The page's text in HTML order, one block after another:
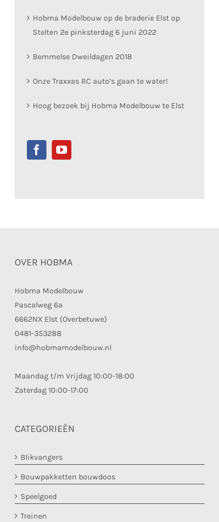
Hobma Modelbouw op de braderie Elst op
Stelten 2e pinksterdag 6 juni 2022
Bemmelse Dweildagen 2018
Onze Traxxas RC auto’s gaan te water!
Hoog bezoek bij Hobma Modelbouw te Elst
OVER HOBMA
Hobma Modelbouw
Pascalweg 6a
6662NX Elst (Overbetuwe)
0481-353288
info@hobmamodelbouw.nl
Maandag t/m Vrijdag 10:00-18:00
Zaterdag 10:00-17:00
CATEGORIEËN
Blikvangers
Bouwpakketten bouwdoos
Speelgoed
Treinen